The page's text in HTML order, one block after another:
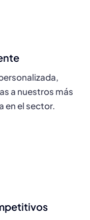
a nuestros más
en el sector.